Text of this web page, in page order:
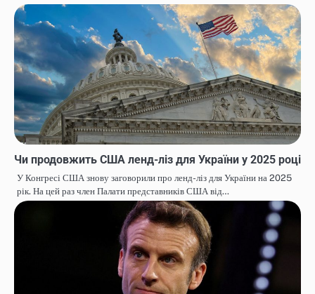
Чи продовжить США ленд-ліз для України у 2025 році
У Конгресі США знову заговорили про ленд-ліз для України на 2025
рік. На цей раз член Палати представників США від…